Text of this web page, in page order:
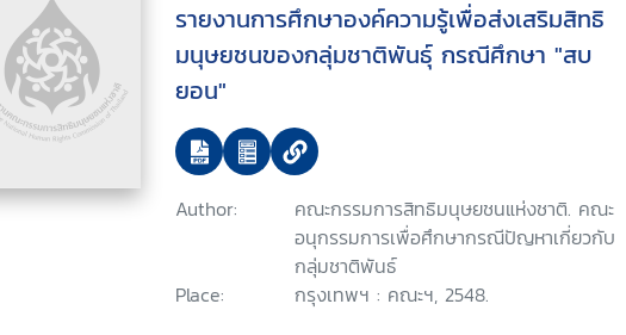
รายงานการศึกษาองค์ความรู้เพื่อส่งเสริมสิทธิ
มนุษยชนของกลุ่มชาติพันธุ์ กรณีศึกษา "สบ
ยอน"
Author:
คณะกรรมการสิทธิมนุษยชนแห่งชาติ. คณะ
อนุกรรมการเพื่อศึกษากรณีปัญหาเกี่ยวกับ
กลุ่มชาติพันธ์
Place:
กรุงเทพฯ : คณะฯ, 2548.